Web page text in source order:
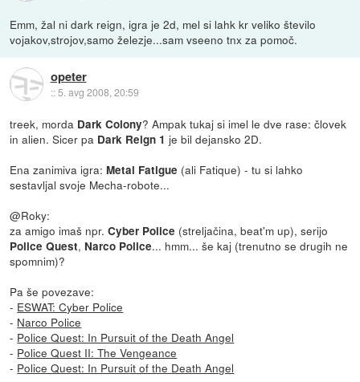
Emm, žal ni dark reign, igra je 2d, mel si lahk kr veliko število
vojakov,strojov,samo železje...sam vseeno tnx za pomoč.
opeter
::5. avg 2008, 20:59
treek, morda Dark Colony? Ampak tukaj si imel le dve rase: človek
in alien. Sicer pa Dark Reign 1 je bil dejansko 2D.
Ena zanimiva igra: Metal Fatigue (ali Fatique) - tu si lahko
sestavljal svoje Mecha-robote...
@Roky:
za amigo imaš npr.Cyber Police (streljačina, beat'm up), serijo
Police Quest, Narco Police... hmm... še kaj (trenutno se drugih ne
spomnim)?
Pa še povezave:
- ESWAT: Cyber Police
- Narco Police
- Police Quest: In Pursuit of the Death Angel
- Police Quest II: The Vengeance
- Police Quest: In Pursuit of the Death Angel